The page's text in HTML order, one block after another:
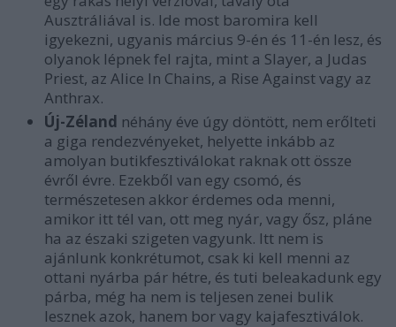
Ausztráliával is. Ide most baromira kell
igyekezni, ugyanis március 9-én és 11-én lesz, és
olyanok lépnek fel rajta, mint a Slayer, a Judas
Priest, az Alice In Chains, a Rise Against vagy az
Anthrax.
Új-Zéland néhány éve úgy döntött, nem erőlteti
a giga rendezvényeket, helyette inkább az
amolyan butikfesztiválokat raknak ott össze
évről évre. Ezekből van egy csomó, és
természetesen akkor érdemes oda menni,
amikor itt tél van, ott meg nyár, vagy ősz, pláne
ha az északi szigeten vagyunk. Itt nem is
ajánlunk konkrétumot, csak ki kell menni az
ottani nyárba pár hétre, és tuti beleakadunk egy
párba, még ha nem is teljesen zenei bulik
lesznek azok, hanem bor vagy kajafesztiválok.